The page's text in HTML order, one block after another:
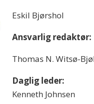
Eskil Bjørshol
Ansvarlig redaktør:
Thomas N. Witsø-
Daglig leder:
Kenneth Johnsen